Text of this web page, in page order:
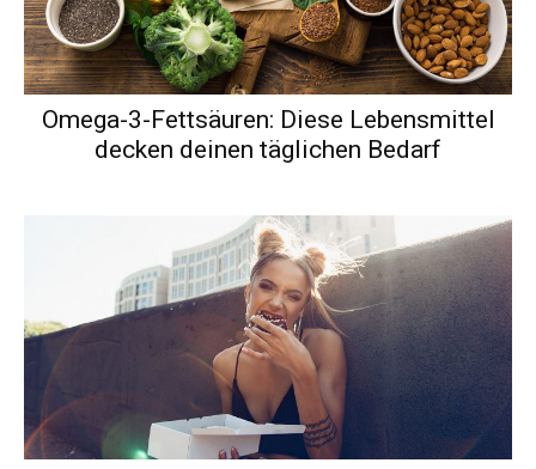
Omega-3-Fettsäuren: Diese Lebensmittel
decken deinen täglichen Bedarf